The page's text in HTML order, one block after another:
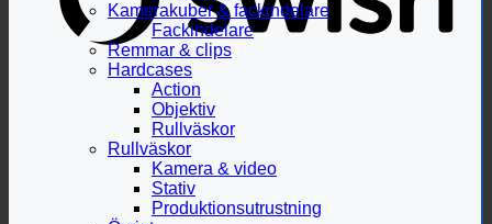
Kamerakuber & fackindelare
Fackindelare
Remmar & clips
Hardcases
Action
Objektiv
Rullväskor
Rullväskor
Kamera & video
Stativ
Produktionsutrustning